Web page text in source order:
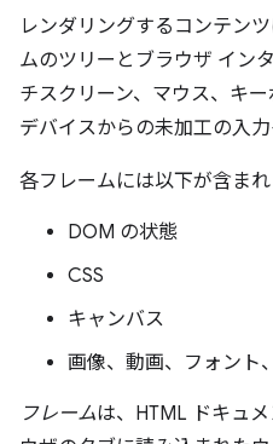
レンダリングするコンテン
ムのツリーとブラウザ イン
チスクリーン、マウス、キ
デバイスからの未加工の入
各フレームには以下が含まれ
DOM の状態
CSS
キャンバス
画像、動画、フォント
フレームは、HTML ドキュ